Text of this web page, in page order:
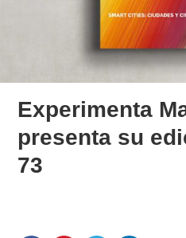
Experimenta
presenta su
73